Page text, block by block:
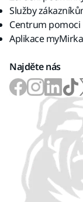
Služby
Centrum pomoci
Aplikace myMirka
Najděte nás